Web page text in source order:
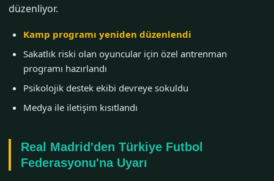
düzenliyor.
Kamp programı yeniden düzenlendi
Sakatlık riski olan oyuncular için özel antrenman
programı hazırlandı
Psikolojik destek ekibi devreye sokuldu
Medya ile iletişim kısıtlandı
Real Madrid'den Türkiye Futbol
Federasyonu'na Uyarı